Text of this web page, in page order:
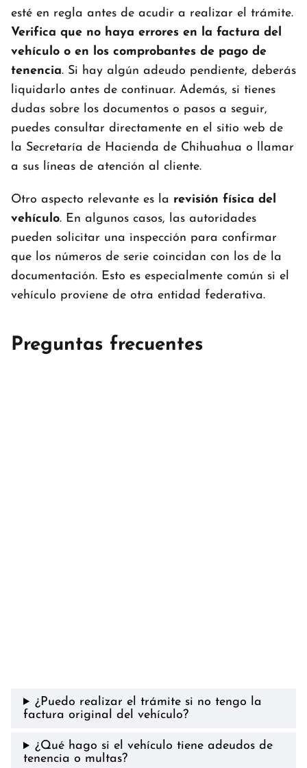
esté en regla antes de acudir a realizar el trámite.
Verifica que no haya errores en la factura del
vehículo o en los comprobantes de pago de
tenencia. Si hay algún adeudo pendiente, deberás
liquidarlo antes de continuar. Además, si tienes
dudas sobre los documentos o pasos a seguir,
puedes consultar directamente en el sitio web de
la Secretaría de Hacienda de Chihuahua o llamar
a sus líneas de atención al cliente.
Otro aspecto relevante es la revisión física del
vehículo. En algunos casos, las autoridades
pueden solicitar una inspección para confirmar
que los números de serie coincidan con los de la
documentación. Esto es especialmente común si el
vehículo proviene de otra entidad federativa.
Preguntas frecuentes
¿Puedo realizar el trámite si no tengo la
factura original del vehículo?
¿Qué hago si el vehículo tiene adeudos de
tenencia o multas?